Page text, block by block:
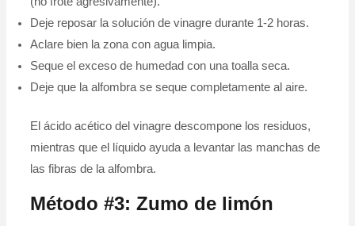
Deje reposar la solución de vinagre durante 1-2 horas.
Aclare bien la zona con agua limpia.
Seque el exceso de humedad con una toalla seca.
Deje que la alfombra se seque completamente al aire.
El ácido acético del vinagre descompone los residuos,
mientras que el líquido ayuda a levantar las manchas de
las fibras de la alfombra.
Método #3: Zumo de limón